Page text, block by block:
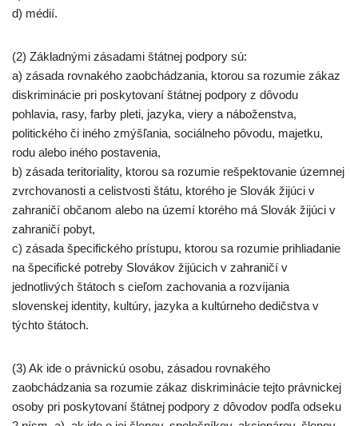
d) médií.
(2) Základnými zásadami štátnej podpory sú:
a) zásada rovnakého zaobchádzania, ktorou sa rozumie zákaz
diskriminácie pri poskytovaní štátnej podpory z dôvodu
pohlavia, rasy, farby pleti, jazyka, viery a náboženstva,
politického či iného zmýšľania, sociálneho pôvodu, majetku,
rodu alebo iného postavenia,
b) zásada teritoriality, ktorou sa rozumie rešpektovanie územnej
zvrchovanosti a celistvosti štátu, ktorého je Slovák žijúci v
zahraničí občanom alebo na území ktorého má Slovák žijúci v
zahraničí pobyt,
c) zásada špecifického prístupu, ktorou sa rozumie prihliadanie
na špecifické potreby Slovákov žijúcich v zahraničí v
jednotlivých štátoch s cieľom zachovania a rozvíjania
slovenskej identity, kultúry, jazyka a kultúrneho dedičstva v
týchto štátoch.
(3) Ak ide o právnickú osobu, zásadou rovnakého
zaobchádzania sa rozumie zákaz diskriminácie tejto právnickej
osoby pri poskytovaní štátnej podpory z dôvodov podľa odseku